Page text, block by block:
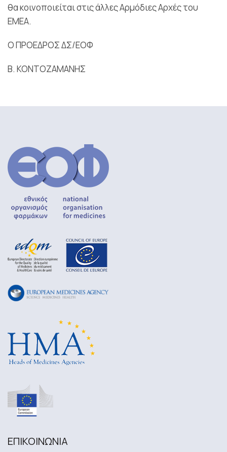
θα κοινοποιείται στις άλλες Αρμόδιες Αρχές του
ΕΜΕΑ.
Ο ΠΡΟΕΔΡΟΣ ΔΣ/ΕΟΦ
Β. ΚΟΝΤΟΖΑΜΑΝΗΣ
ΕΠΙΚΟΙΝΩΝΙA